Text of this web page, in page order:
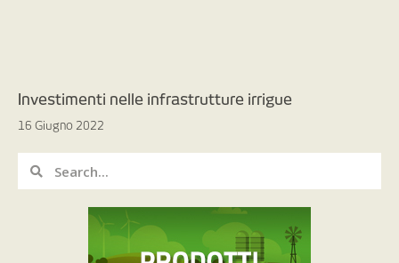
Investimenti nelle infrastrutture irrigue
16 Giugno 2022